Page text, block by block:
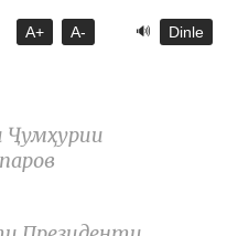
A+ A- 🔊 Dinle
Ҷумҳурии